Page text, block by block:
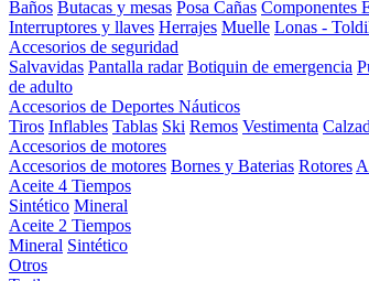
Baños Butacas y mesas Posa Cañas Componentes
Interruptores y llaves Herrajes Muelle Lonas -
Accesorios de seguridad
Salvavidas Pantalla radar Botiquin de emergencia
de adulto
Accesorios de Deportes Náuticos
Tiros Inflables Tablas Ski Remos Vestimenta
Accesorios de motores
Accesorios de motores Bornes y Baterias Rotores
Aceite 4 Tiempos
Sintético Mineral
Aceite 2 Tiempos
Mineral Sintético
Otros